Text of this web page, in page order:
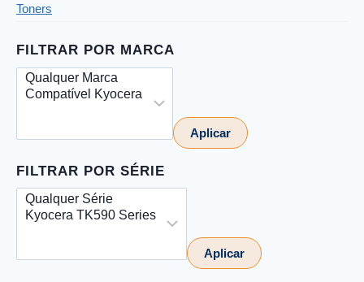
Toners
FILTRAR POR MARCA
Aplicar
FILTRAR POR SÉRIE
Aplicar